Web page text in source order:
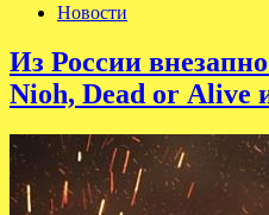
Новости
Из России
Nioh, Dead or Alive